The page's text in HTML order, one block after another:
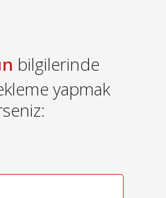
bilgilerinde
yapmak